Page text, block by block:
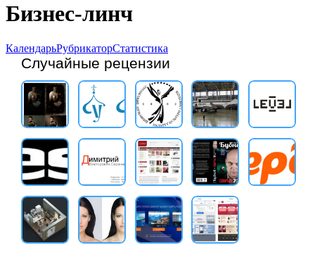
Бизнес-линч
КалендарьРубрикаторСтатистика
Случайные рецензии